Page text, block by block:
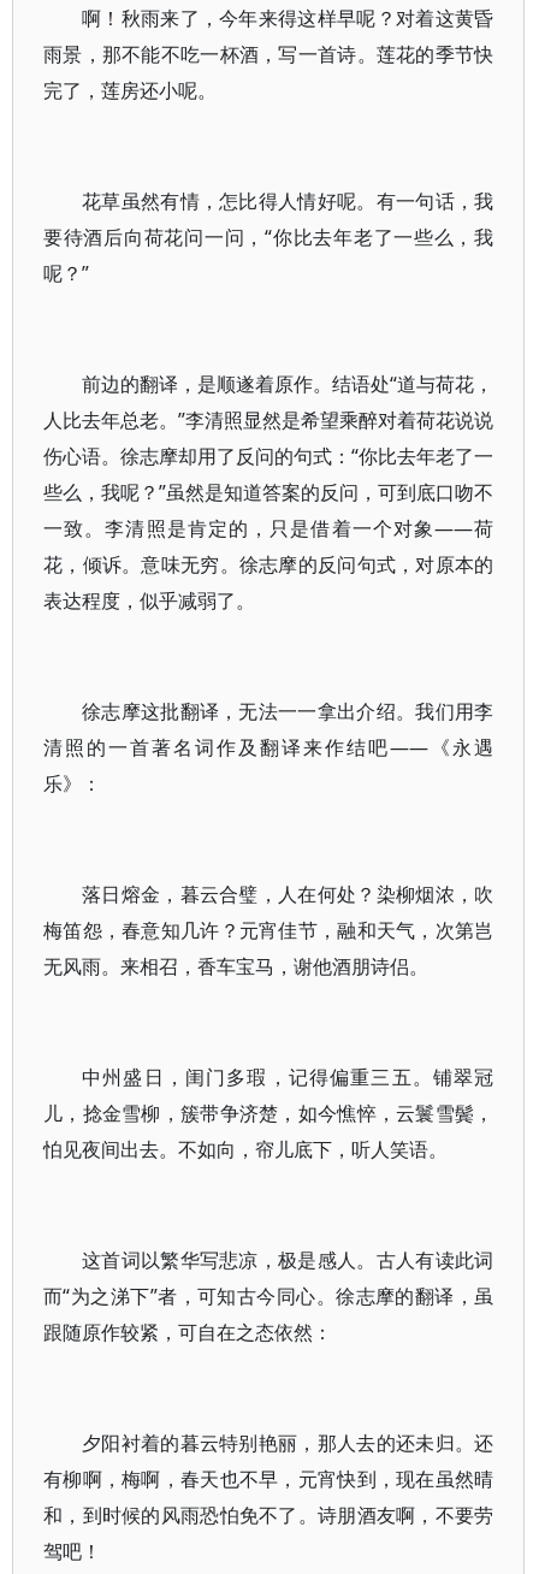
啊！秋雨来了，今年来得这样早呢？对着这黄昏
雨景，那不能不吃一杯酒，写一首诗。莲花的季节快
完了，莲房还小呢。
花草虽然有情，怎比得人情好呢。有一句话，我
要待酒后向荷花问一问，“你比去年老了一些么，我
呢？”
前边的翻译，是顺遂着原作。结语处“道与荷花，
人比去年总老。”李清照显然是希望乘醉对着荷花说说
伤心语。徐志摩却用了反问的句式：“你比去年老了一
些么，我呢？”虽然是知道答案的反问，可到底口吻不
一致。李清照是肯定的，只是借着一个对象——荷
花，倾诉。意味无穷。徐志摩的反问句式，对原本的
表达程度，似乎减弱了。
徐志摩这批翻译，无法一一拿出介绍。我们用李
清照的一首著名词作及翻译来作结吧——《永遇
乐》：
落日熔金，暮云合璧，人在何处？染柳烟浓，吹
梅笛怨，春意知几许？元宵佳节，融和天气，次第岂
无风雨。来相召，香车宝马，谢他酒朋诗侣。
中州盛日，闺门多瑕，记得偏重三五。铺翠冠
儿，捻金雪柳，簇带争济楚，如今憔悴，云鬟雪鬓，
怕见夜间出去。不如向，帘儿底下，听人笑语。
这首词以繁华写悲凉，极是感人。古人有读此词
而“为之涕下”者，可知古今同心。徐志摩的翻译，虽
跟随原作较紧，可自在之态依然：
夕阳衬着的暮云特别艳丽，那人去的还未归。还
有柳啊，梅啊，春天也不早，元宵快到，现在虽然晴
和，到时候的风雨恐怕免不了。诗朋酒友啊，不要劳
驾吧！